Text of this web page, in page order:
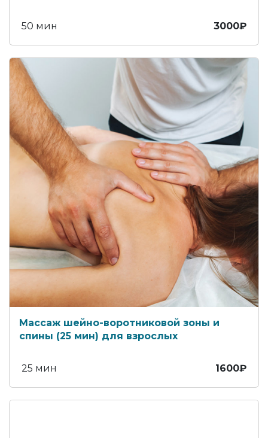
50 мин 3000₽
Массаж шейно-воротниковой зоны и
спины (25 мин) для взрослых
25 мин 1600₽